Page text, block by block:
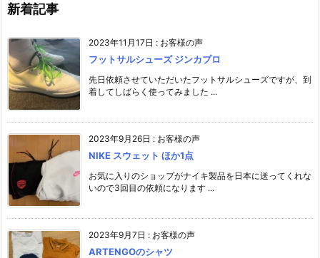
新着記事
2023年11月17日 : お客様の声
フットサルシューズ ジンカプロ
先日依頼させていただいたフットサルシューズですが、到
着してしばらく使ってみました ...
2023年9月26日 : お客様の声
NIKE スウェット ほか1点
お気に入りのショップがナイキ製品を日本に送ってくれな
いので3回目の依頼になります ...
2023年9月7日 : お客様の声
ARTENGOのシャツ